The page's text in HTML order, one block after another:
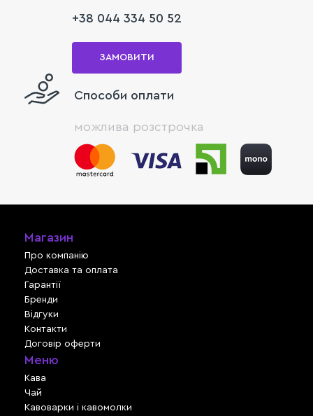
+38 044 334 50 52
ЗАМОВИТИ
Способи оплати
можлива розстрочка
Магазин
Про компанію
Доставка та оплата
Гарантії
Бренди
Відгуки
Контакти
Договір оферти
Меню
Кава
Чай
Кавоварки і кавомолки